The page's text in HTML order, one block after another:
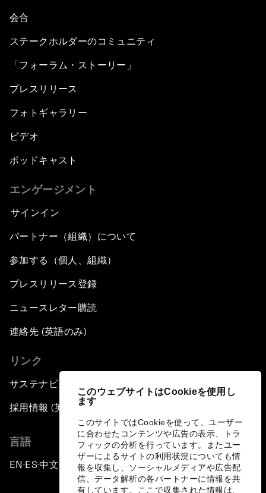
このウェブサイトはCookieを使用し
ます
このサイトではCookieを使って、ユーザー
に合わせたコンテンツや広告の表示、トラ
フィックの分析を行っています。またユー
ザーによるサイトの利用状況についても情
報を収集し、ソーシャルメディアや広告配
信、データ解析の各パートナーに情報を共
有しています。ここで収集された情報は、
会合
ステークホルダーのコミュニティ
「フォーラム・ストーリー」
プレスリリース
フォトギャラリー
ビデオ
ポッドキャスト
エンゲージメント
サインイン
パートナー（組織）について
参加する（個人、組織）
プレスリリース登録
ニュースレター購読
連絡先 (英語のみ)
リンク
サステナビリティへの取り組み
採用情報 (英語のみ)
言語
EN ▪ES▪中文▪ 日本語